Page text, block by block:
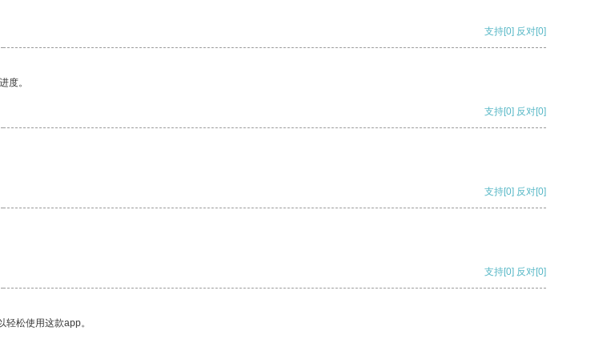
支持[0] 反对[0]
度。
支持[0] 反对[0]
支持[0] 反对[0]
支持[0] 反对[0]
松使用这款app。